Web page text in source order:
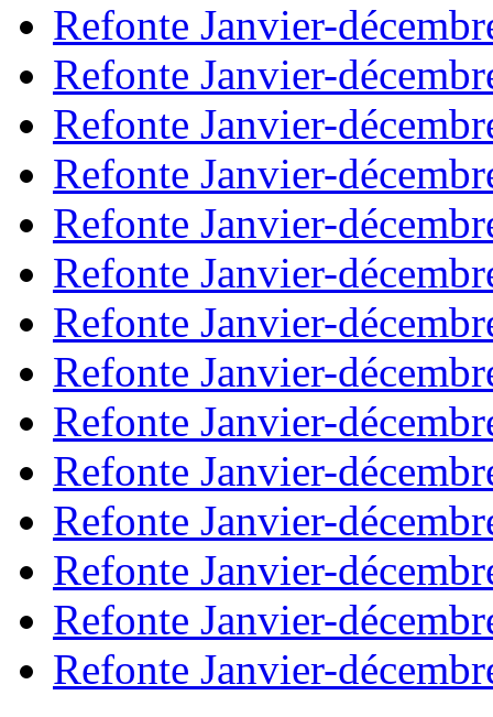
Refonte Janvier-
Refonte Janvier-
Refonte Janvier-
Refonte Janvier-
Refonte Janvier-
Refonte Janvier-
Refonte Janvier-
Refonte Janvier-
Refonte Janvier-
Refonte Janvier-
Refonte Janvier-
Refonte Janvier-
Refonte Janvier-
Refonte Janvier-